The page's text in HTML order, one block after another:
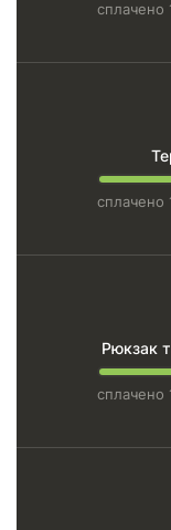
сплачено
сплачено
Рюкзак
сплачено